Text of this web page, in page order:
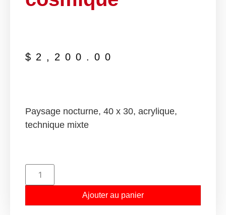
$ 2,200.00
Paysage nocturne, 40 x 30, acrylique,
technique mixte
Ajouter au panier